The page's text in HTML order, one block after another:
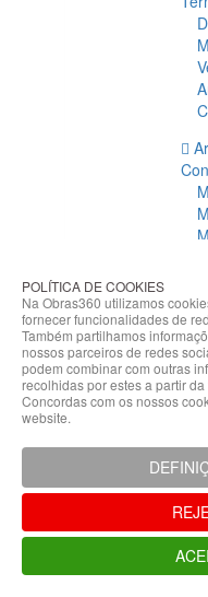
Ar
POLÍTICA DE COOKIES
Na Obras360 utilizamos
fornecer funcionalidades de
Também partilhamos
nossos parceiros de redes
podem combinar com outras
recolhidas por estes a partir
Concordas com os nossos
website.